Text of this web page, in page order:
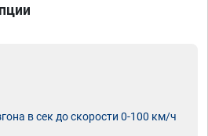
в сек до скорости 0-100 км/ч